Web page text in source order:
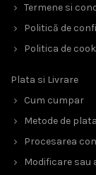
Termene si
Politică de
Politica de
Plata si Livrare
Cum cumpar
Metode de plata
Procesarea
Modificare sau